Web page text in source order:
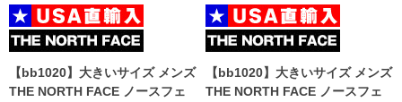
【bb1020】大きいサイズ メンズ
THE NORTH FACE ノースフェ
【bb1020】大きいサイズ メンズ
THE NORTH FACE ノースフェ